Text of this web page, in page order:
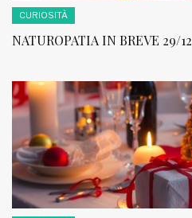
CURIOSITÀ
NATUROPATIA IN BREVE 29/12